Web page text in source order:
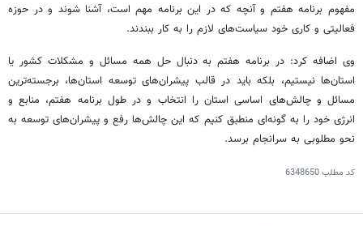
مفهوم برنامه هفتم و آنچه که در این برنامه مهم است، آشنا شوند و در حوزه
فعالیتی و کاری خود سیاست‌های لازم را به کار ببندند.
وی اضافه کرد: در برنامه هفتم به دنبال حل همه مسائل و مشکلات کشور یا
استان‌ها نیستیم، بلکه باید در قالب پیشران‌های توسعه استان‌ها، برجسته‌ترین
مسائل و چالش‌های اساسی استان را انتخاب و در طول برنامه هفتم، منابع و
انرژی خود را به گونه‌ای منطبق کنیم که این چالش‌ها رفع و پیشران‌های توسعه به
نحو مطلوبی به سرانجام برسد.
کد مطلب6348650